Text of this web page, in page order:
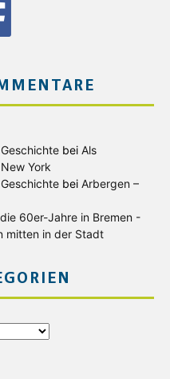
bei Als
York
bei Arbergen –
60er-Jahre in Bremen -
mitten in der Stadt